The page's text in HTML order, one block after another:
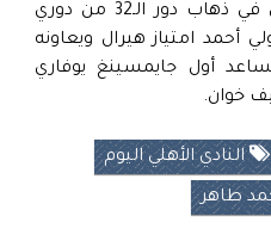
لقاء جورماهيا الكيني والأهلي في ذهاب دور الـ32 من دوري
أحمد امتياز هيرال ويعاونه
أول جايمسينغ يوفاري
خوان.
النادي الأهلي اليوم
طاهر